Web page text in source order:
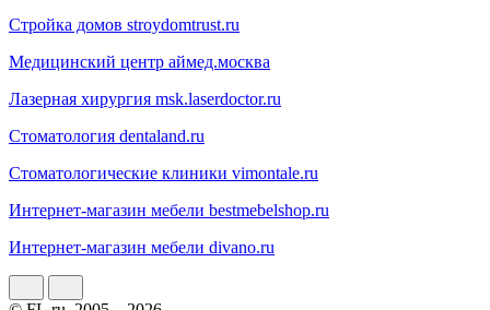
Стройка домов stroydomtrust.ru
Медицинский центр аймед.москва
Лазерная хирургия msk.laserdoctor.ru
Стоматология dentaland.ru
Стоматологические клиники vimontale.ru
Интернет-магазин мебели bestmebelshop.ru
Интернет-магазин мебели divano.ru